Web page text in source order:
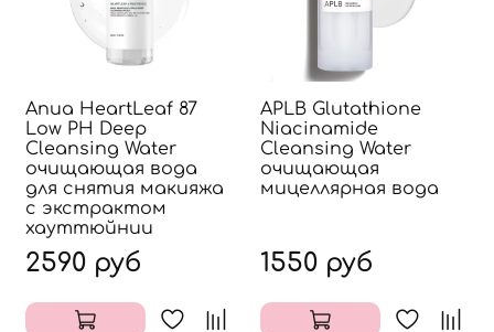
Anua HeartLeaf 87
Low PH Deep
Cleansing Water
очищающая вода
для снятия макияжа
с экстрактом
хауттюйнии
2590 руб
APLB Glutathione
Niacinamide
Cleansing Water
очищающая
мицеллярная вода
1550 руб